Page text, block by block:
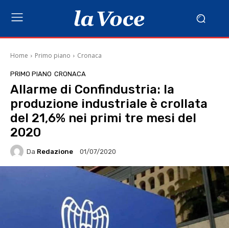
Home Primo piano Cronaca
PRIMO PIANO CRONACA
Allarme di Confindustria: la
produzione industriale è crollata
del 21,6% nei primi tre mesi del
2020
Da Redazione 01/07/2020